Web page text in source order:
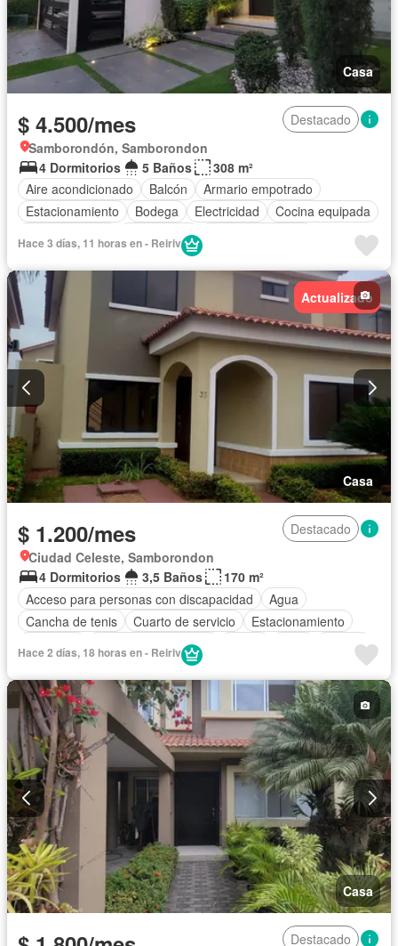
Casa
$ 4.500/mes
Destacado
Samborondón, Samborondon
4 Dormitorios
5 Baños
308 m²
Aire acondicionado
Balcón
Armario empotrado
Estacionamiento
Bodega Electricidad
Cocina equipada
Gas natural
Terraza
Área para niños
Acceso para personas con discapacidad
Jardín
Parrilla
Gimnasio
Seguridad
Cancha de tenis
Completamente amoblado
Hace 3 días, 11 horas en - Reiriv
Actualizado
Casa
$ 1.200/mes
Destacado
Ciudad Celeste, Samborondon
4 Dormitorios
3,5 Baños
170 m²
Acceso para personas con discapacidad
Agua
Cancha de tenis
Cuarto de servicio
Estacionamiento
Garita de guardianía
Piscina
Hace 2 días, 18 horas en - Reiriv
Casa
Destacado